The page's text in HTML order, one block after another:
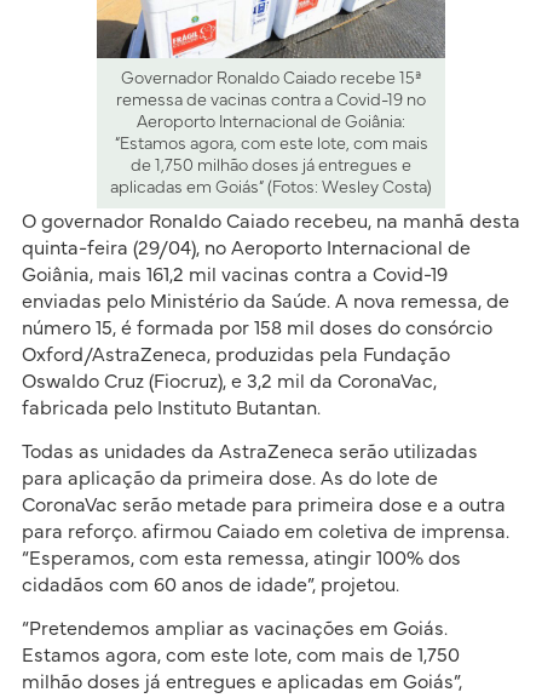
Governador Ronaldo Caiado recebe 15ª
remessa de vacinas contra a Covid-19 no
Aeroporto Internacional de Goiânia:
“Estamos agora, com este lote, com mais
de 1,750 milhão doses já entregues e
aplicadas em Goiás” (Fotos: Wesley Costa)
O governador Ronaldo Caiado recebeu, na manhã desta
quinta-feira (29/04), no Aeroporto Internacional de
Goiânia, mais 161,2 mil vacinas contra a Covid-19
enviadas pelo Ministério da Saúde. A nova remessa, de
número 15, é formada por 158 mil doses do consórcio
Oxford/AstraZeneca, produzidas pela Fundação
Oswaldo Cruz (Fiocruz), e 3,2 mil da CoronaVac,
fabricada pelo Instituto Butantan.
Todas as unidades da AstraZeneca serão utilizadas
para aplicação da primeira dose. As do lote de
CoronaVac serão metade para primeira dose e a outra
para reforço. afirmou Caiado em coletiva de imprensa.
“Esperamos, com esta remessa, atingir 100% dos
cidadãos com 60 anos de idade”, projetou.
“Pretendemos ampliar as vacinações em Goiás.
Estamos agora, com este lote, com mais de 1,750
milhão doses já entregues e aplicadas em Goiás”,